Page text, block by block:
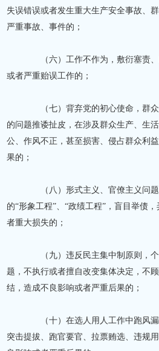
失误错误或者发生重大生产安全事故、
严重事故、事件的；
（六）工作不作为，敷衍塞责、
或者严重贻误工作的；
（七）背弃党的初心使命，群众
的问题推诿扯皮，在涉及群众生产、生
公、作风不正，甚至损害、侵占群众利
果的；
（八）形式主义、官僚主义问题
的“形象工程”、“政绩工程”，盲目举债
者重大损失的；
（九）违反民主集中制原则，个
题，不执行或者擅自改变集体决定，不
结，造成不良影响或者严重后果的；
（十）在选人用人工作中跑风漏
突击提拔、跑官要官、拉票贿选、违规